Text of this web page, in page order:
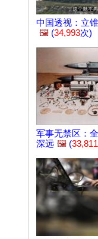
中国透视：立
🖼️ (34,993次)
军事无禁区：
深远 🖼️ (33,811